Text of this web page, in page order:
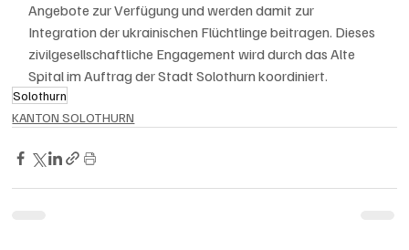
Angebote zur Verfügung und werden damit zur
Integration der ukrainischen Flüchtlinge beitragen. Dieses
zivilgesellschaftliche Engagement wird durch das Alte
Spital im Auftrag der Stadt Solothurn koordiniert.
Solothurn
KANTON SOLOTHURN